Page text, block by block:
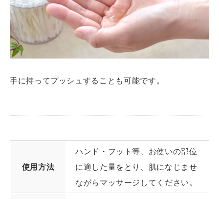
手に持ってプッシュすることも可能です。
使用方法
ハンド・フット等、お使いの部位
に適した量をとり、肌になじませ
ながらマッサージしてください。